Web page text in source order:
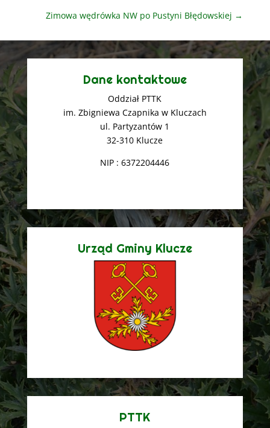
Zimowa wędrówka NW po Pustyni Błędowskiej →
Dane kontaktowe
Oddział PTTK
im. Zbigniewa Czapnika w Kluczach
ul. Partyzantów 1
32-310 Klucze
NIP : 6372204446
Urząd Gminy Klucze
PTTK